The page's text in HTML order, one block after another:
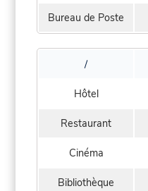
Bureau de Poste
/
Hôtel
Restaurant
Cinéma
Bibliothèque